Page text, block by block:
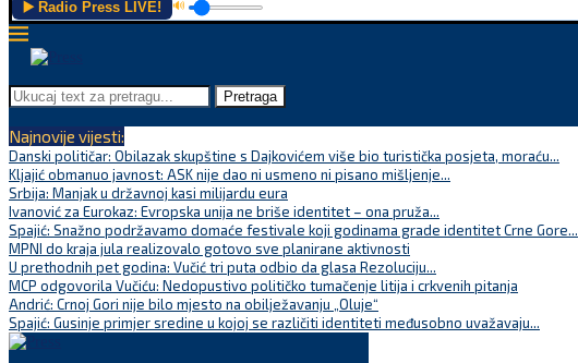
▶️ Radio Press LIVE! 🔊
Pretraga
Najnovije vijesti:
Danski političar: Obilazak skupštine s Dajkovićem više bio turistička posjeta, moraću...
Kljajić obmanuo javnost: ASK nije dao ni usmeno ni pisano mišljenje...
Srbija: Manjak u državnoj kasi milijardu eura
Ivanović za Eurokaz: Evropska unija ne briše identitet – ona pruža...
Spajić: Snažno podržavamo domaće festivale koji godinama grade identitet Crne Gore...
MPNI do kraja jula realizovalo gotovo sve planirane aktivnosti
U prethodnih pet godina: Vučić tri puta odbio da glasa Rezoluciju...
MCP odgovorila Vučiću: Nedopustivo političko tumačenje litija i crkvenih pitanja
Andrić: Crnoj Gori nije bilo mjesto na obilježavanju „Oluje“
Spajić: Gusinje primjer sredine u kojoj se različiti identiteti međusobno uvažavaju...